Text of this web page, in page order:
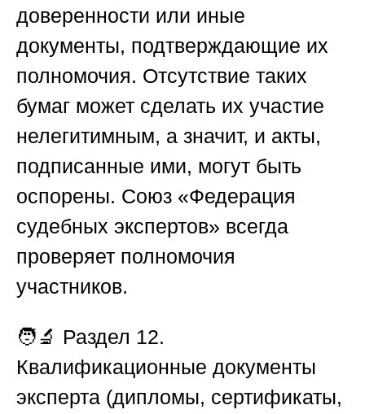
доверенности или иные
документы, подтверждающие их
полномочия. Отсутствие таких
бумаг может сделать их участие
нелегитимным, а значит, и акты,
подписанные ими, могут быть
оспорены. Союз «Федерация
судебных экспертов» всегда
проверяет полномочия
участников.
🧑‍🔬 Раздел 12.
Квалификационные документы
эксперта (дипломы, сертификаты,